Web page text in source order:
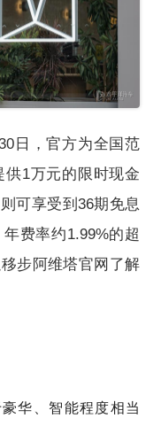
日，官方为全国范
供1万元的限时现金
可享受到36期免息
费率约1.99%的超
步阿维塔官网了解
华、智能程度相当